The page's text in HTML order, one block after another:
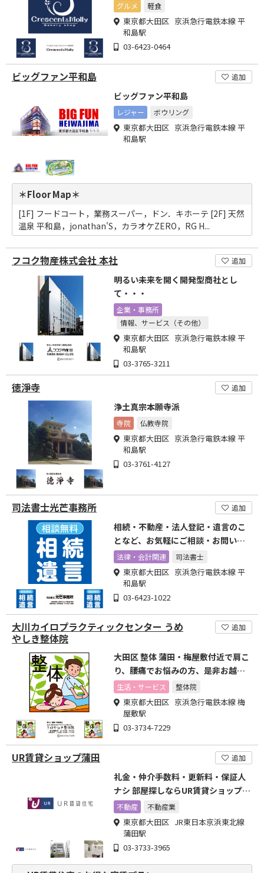
グルメ 軽食
東京都大田区 京浜急行電鉄本線 平
和島駅
03-6423-0464
ビッグファン平和島 追加
ビッグファン平和島
レジャー ボウリング
東京都大田区 京浜急行電鉄本線 平
和島駅
＊Floor Map＊
[1F] フードコート，業務スーパー，ドン．キホーテ [2F] 天然
温泉 平和島，jonathan'S，カラオケZERO，RG H...
フコク物産株式会社 本社 追加
明るい未来を開く開発型商社とし
て・・・
企業・事務所
情報、サービス（その他）
東京都大田区 京浜急行電鉄本線 平
和島駅
03-3765-3211
徳淨寺 追加
浄土真宗本願寺派
寺院 仏教寺院
東京都大田区 京浜急行電鉄本線 平
和島駅
03-3761-4127
司法書士光芒事務所 追加
相続・不動産・法人登記・遺言のこ
となど、お気軽にご相談・お問い合
わせください！
法律・会計関連 司法書士
東京都大田区 京浜急行電鉄本線 平
和島駅
03-6423-1022
大川カイロプラクティックセンター うめ
やしき整体院
追加
大田区 整体 蒲田・梅屋敷付近で肩こ
り、腰痛でお悩みの方、是非お越し
ください。
生活・サービス 整体院
東京都大田区 京浜急行電鉄本線 梅
屋敷駅
03-3734-7229
UR賃貸ショップ蒲田 追加
礼金・仲介手数料・更新料・保証人
ナシ 部屋探しならUR賃貸ショップ蒲
田不動産 不動産業
東京都大田区 JR東日本京浜東北線
蒲田駅
03-3733-3965